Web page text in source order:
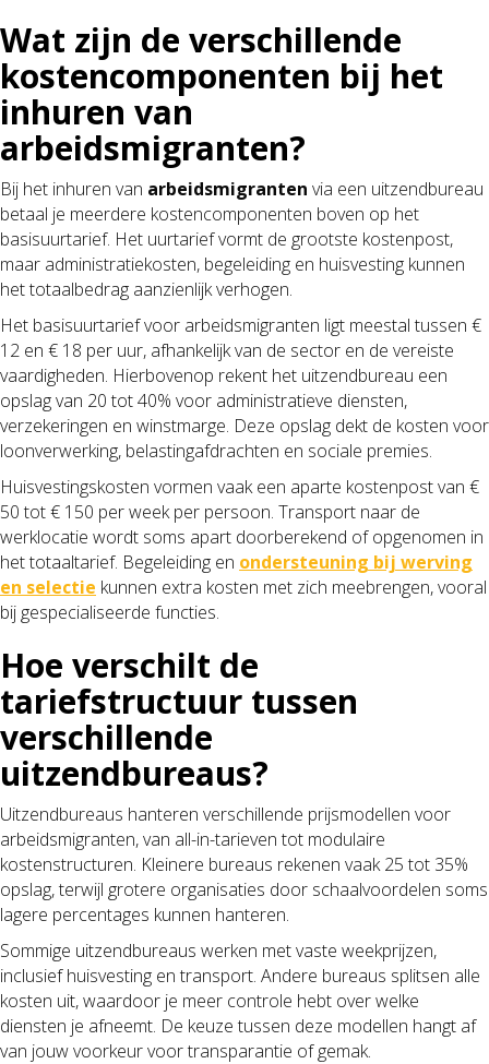
Wat zijn de verschillende
kostencomponenten bij het
inhuren van
arbeidsmigranten?
Bij het inhuren van arbeidsmigranten via een uitzendbureau
betaal je meerdere kostencomponenten boven op het
basisuurtarief. Het uurtarief vormt de grootste kostenpost,
maar administratiekosten, begeleiding en huisvesting kunnen
het totaalbedrag aanzienlijk verhogen.
Het basisuurtarief voor arbeidsmigranten ligt meestal tussen €
12 en € 18 per uur, afhankelijk van de sector en de vereiste
vaardigheden. Hierbovenop rekent het uitzendbureau een
opslag van 20 tot 40% voor administratieve diensten,
verzekeringen en winstmarge. Deze opslag dekt de kosten voor
loonverwerking, belastingafdrachten en sociale premies.
Huisvestingskosten vormen vaak een aparte kostenpost van €
50 tot € 150 per week per persoon. Transport naar de
werklocatie wordt soms apart doorberekend of opgenomen in
het totaaltarief. Begeleiding en ondersteuning bij werving
en selectie kunnen extra kosten met zich meebrengen, vooral
bij gespecialiseerde functies.
Hoe verschilt de
tariefstructuur tussen
verschillende
uitzendbureaus?
Uitzendbureaus hanteren verschillende prijsmodellen voor
arbeidsmigranten, van all-in-tarieven tot modulaire
kostenstructuren. Kleinere bureaus rekenen vaak 25 tot 35%
opslag, terwijl grotere organisaties door schaalvoordelen soms
lagere percentages kunnen hanteren.
Sommige uitzendbureaus werken met vaste weekprijzen,
inclusief huisvesting en transport. Andere bureaus splitsen alle
kosten uit, waardoor je meer controle hebt over welke
diensten je afneemt. De keuze tussen deze modellen hangt af
van jouw voorkeur voor transparantie of gemak.